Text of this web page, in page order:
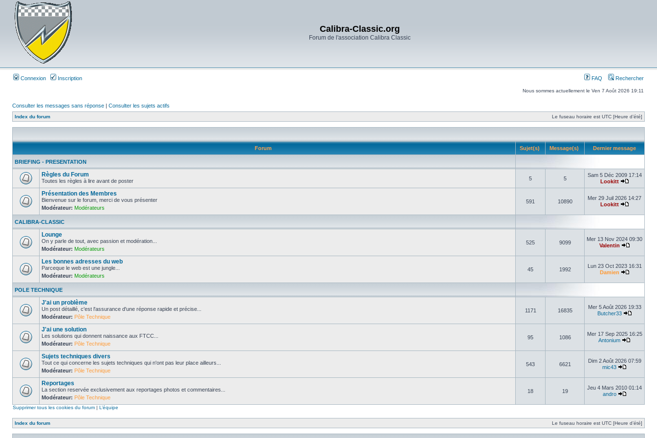
Calibra-Classic.org
Forum de l'association Calibra Classic
Connexion Inscription FAQ Rechercher
Nous sommes actuellement le Ven 7 Août 2026 19:11
Consulter les messages sans réponse | Consulter les sujets actifs
Index du forum Le fuseau horaire est UTC [Heure d’été]
Forum Sujet(s) Message(s) Dernier message
BRIEFING - PRESENTATION
Règles du Forum
Toutes les règles à lire avant de poster 5 5
Sam 5 Déc 2009 17:14
Lookitt
Présentation des Membres
Bienvenue sur le forum, merci de vous présenter
Modérateur: Modérateurs
591 10890
Mer 29 Juil 2026 14:27
Lookitt
CALIBRA-CLASSIC
Lounge
On y parle de tout, avec passion et modération...
Modérateur: Modérateurs
525 9099
Mer 13 Nov 2024 09:30
Valentin
Les bonnes adresses du web
Parceque le web est une jungle...
Modérateur: Modérateurs
45 1992
Lun 23 Oct 2023 16:31
Damien
POLE TECHNIQUE
J'ai un problème
Un post détaillé, c'est l'assurance d'une réponse rapide et précise...
Modérateur: Pôle Technique
1171 16835
Mer 5 Août 2026 19:33
Butcher33
J'ai une solution
Les solutions qui donnent naissance aux FTCC...
Modérateur: Pôle Technique
95 1086
Mer 17 Sep 2025 16:25
Antonium
Sujets techniques divers
Tout ce qui concerne les sujets techniques qui n'ont pas leur place ailleurs...
Modérateur: Pôle Technique
543 6621
Dim 2 Août 2026 07:59
mic43
Reportages
La section reservée exclusivement aux reportages photos et commentaires...
Modérateur: Pôle Technique
18 19
Jeu 4 Mars 2010 01:14
andro
Supprimer tous les cookies du forum | L’équipe
Index du forum Le fuseau horaire est UTC [Heure d’été]